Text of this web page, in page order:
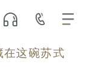
在这碗苏式